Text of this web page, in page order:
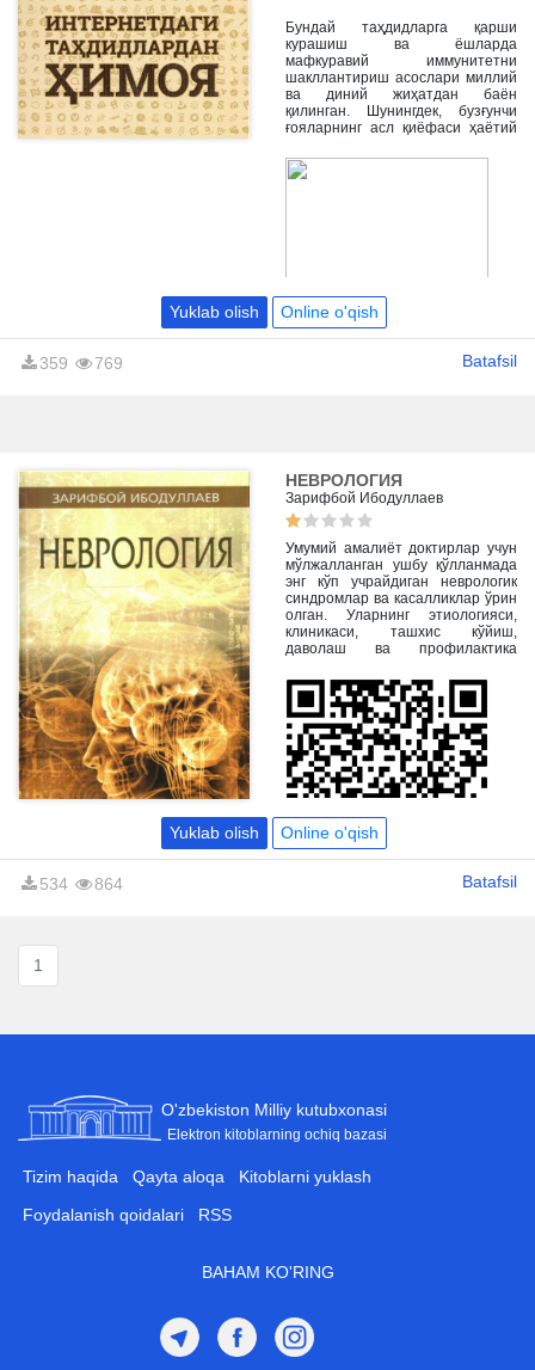
маданият” ниқоби остидаги
‎маданиятсизликнинг салбий
оқибатлари аниқ далиллар ва
ҳаётий мисоллар асосида
ёритилган.
‎Бундай таҳдидларга қарши
курашиш ва ёшларда
мафкуравий иммунитетни
шакллантириш ‎асослари миллий
ва диний жиҳатдан баён
қилинган. Шунингдек, бузғунчи
ғояларнинг асл қиёфаси ‎ҳаётий
психологик тестлар орқали
батафсил ифодаланган.‎
Yuklab olish Online o'qish
359 769 Batafsil
НЕВРОЛОГИЯ
Зарифбой Ибодуллаев
Умумий амалиёт доктирлар учун
мўлжалланган ушбу қўлланмада
энг кўп учрайдиган неврологик
синдромлар ва касалликлар ўрин
олган. Уларнинг этиологияси,
клиникаси, ташхис кўйиш,
даволаш ва профилактика
келтирилган. Умумий амалиёт
врачлари билиш зарур бўлган
неврологик текшириш усуллари
изоҳли расмлар билан кўрсатиб
ўтилган.
Yuklab olish Online o'qish
534 864 Batafsil
1
O'zbekiston Milliy kutubxonasi
Elektron kitoblarning ochiq bazasi
Tizim haqida Qayta aloqa
Kitoblarni yuklash
Foydalanish qoidalari
RSS
BAHAM KO'RING